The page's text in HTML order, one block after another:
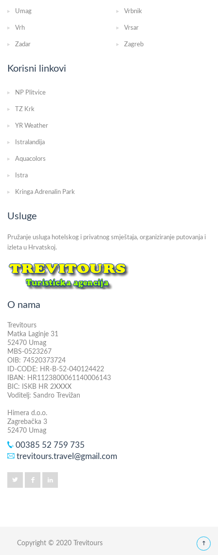
Umag Vrbnik
Vrh Vrsar
Zadar Zagreb
Korisni linkovi
NP Plitvice
TZ Krk
YR Weather
Istralandija
Aquacolors
Istra
Kringa Adrenalin Park
Usluge
Pružanje usluga hotelskog i privatnog smještaja, organiziranje putovanja i
izleta u Hrvatskoj.
O nama
Trevitours
Matka Laginje 31
52470 Umag
MBS-0523267
OIB: 74520373724
ID-CODE: HR-B-52-040124422
IBAN: HR1123800061140006143
BIC: ISKB HR 2XXXX
Voditelj: Sandro Trevižan
Himera d.o.o.
Zagrebačka 3
52470 Umag
00385 52 759 735
trevitours.travel@gmail.com
Copyright © 2020 Trevitours